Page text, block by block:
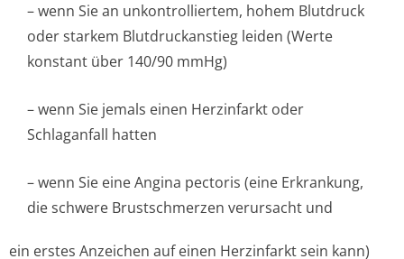
– wenn Sie an unkontrolliertem, hohem Blutdruck
oder starkem Blutdruckanstieg leiden (Werte
konstant über 140/90 mmHg)
– wenn Sie jemals einen Herzinfarkt oder
Schlaganfall hatten
– wenn Sie eine Angina pectoris (eine Erkrankung,
die schwere Brustschmerzen verursacht und
ein erstes Anzeichen auf einen Herzinfarkt sein kann)